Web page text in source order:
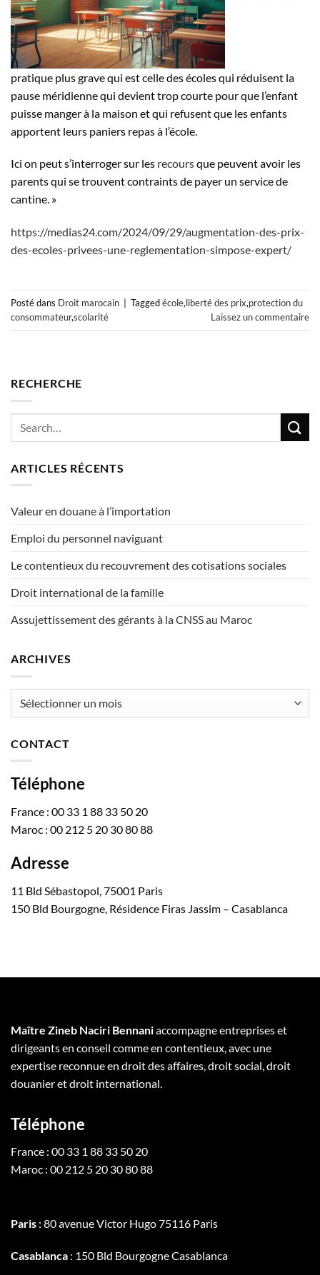
pratique plus grave qui est celle des écoles qui réduisent la
pause méridienne qui devient trop courte pour que l’enfant
puisse manger à la maison et qui refusent que les enfants
apportent leurs paniers repas à l’école.
Ici on peut s’interroger sur les recoursque peuvent avoir les
parents qui se trouvent contraints de payer un service de
cantine. »
https://medias24.com/2024/09/29/augmentation-des-prix-
des-ecoles-privees-une-reglementation-simpose-expert/
Posté dans Droit marocain Taggedécole,liberté des prix,protection du
consommateur,scolarité Laissez un commentaire
RECHERCHE
ARTICLES RÉCENTS
Valeur en douane à l’importation
Emploi du personnel naviguant
Le contentieux du recouvrement des cotisations sociales
Droit international de la famille
Assujettissement des gérants à la CNSS au Maroc
ARCHIVES
CONTACT
Téléphone
France : 00 33 1 88 33 50 20
Maroc : 00 212 5 20 30 80 88
Adresse
11 Bld Sébastopol, 75001 Paris
150 Bld Bourgogne, Résidence Firas Jassim – Casablanca
Maître Zineb Naciri Bennaniaccompagne entreprises et
dirigeants en conseil comme en contentieux, avec une
expertise reconnue en droit des affaires, droit social, droit
douanier et droit international.
Téléphone
France : 00 33 1 88 33 50 20
Maroc : 00 212 5 20 30 80 88
Paris : 80 avenue Victor Hugo 75116 Paris
Casablanca : 150 Bld Bourgogne Casablanca